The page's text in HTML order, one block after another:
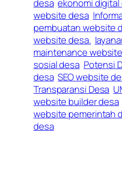
desa ekonomi digital
website desa
pembuatan website
website desa.
maintenance
sosial desa Potensi
desa SEO website
Transparansi Desa
website builder desa
website pemerintah
desa